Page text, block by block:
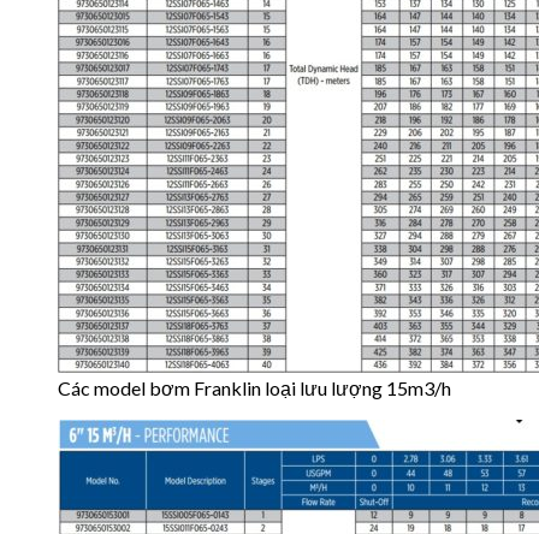
Các model bơm Franklin loại lưu lượng 15m3/h